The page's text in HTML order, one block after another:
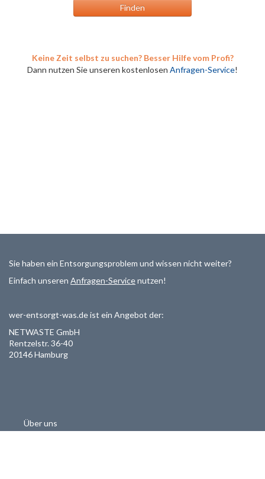
Keine Zeit selbst zu suchen? Besser Hilfe vom Profi?
Dann nutzen Sie unseren kostenlosen Anfragen-Service!
Sie haben ein Entsorgungsproblem und wissen nicht weiter?
Einfach unseren Anfragen-Servicenutzen!
wer-entsorgt-was.de ist ein Angebot der:
NETWASTE GmbH
Rentzelstr. 36-40
20146 Hamburg
Über uns